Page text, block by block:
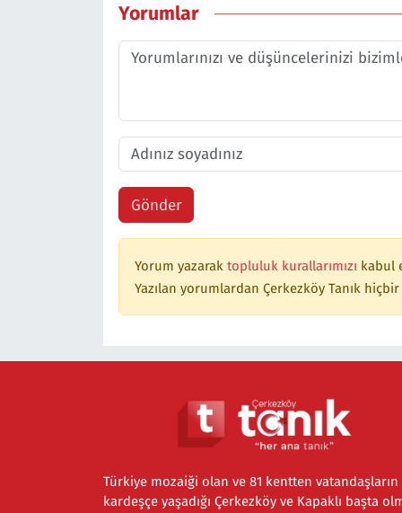
Yorumlar
Gönder
Yorum yazarak topluluk kurallarımızı kabul
Yazılan yorumlardan Çerkezköy Tanık
Türkiye mozaiği olan ve 81 kentten vatandaşların
kardeşçe yaşadığı Çerkezköy ve Kapaklı başta